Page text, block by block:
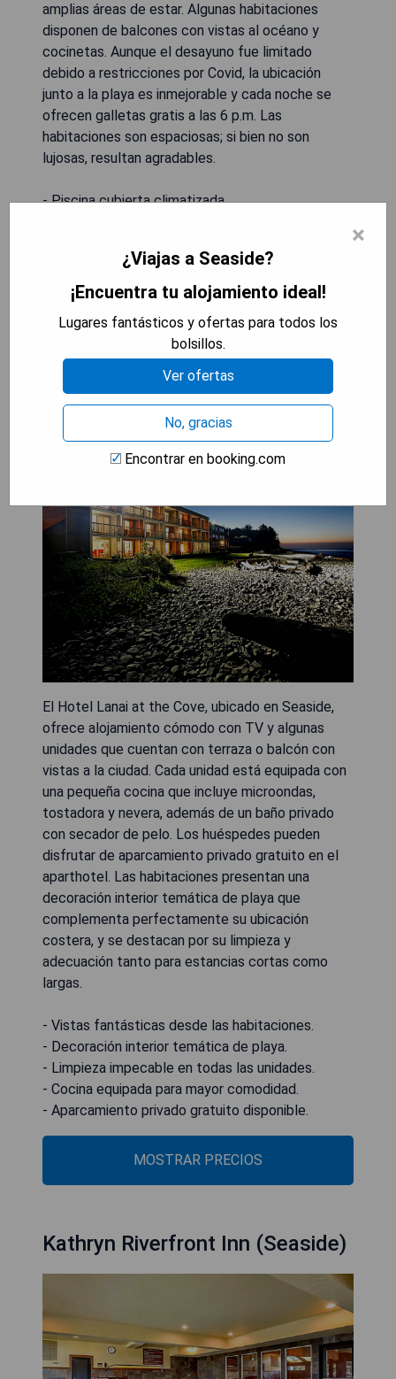
amplias áreas de estar. Algunas habitaciones
disponen de balcones con vistas al océano y
cocinetas. Aunque el desayuno fue limitado
debido a restricciones por Covid, la ubicación
junto a la playa es inmejorable y cada noche se
ofrecen galletas gratis a las 6 p.m. Las
habitaciones son espaciosas; si bien no son
lujosas, resultan agradables.
- Piscina cubierta climatizada.
- Galletas gratuitas cada noche.
- Vistas al océano desde algunas habitaciones.
MOSTRAR PRECIOS
Lanai at the Cove (Seaside)
El Hotel Lanai at the Cove, ubicado en Seaside,
ofrece alojamiento cómodo con TV y algunas
unidades que cuentan con terraza o balcón con
vistas a la ciudad. Cada unidad está equipada con
una pequeña cocina que incluye microondas,
tostadora y nevera, además de un baño privado
con secador de pelo. Los huéspedes pueden
disfrutar de aparcamiento privado gratuito en el
aparthotel. Las habitaciones presentan una
decoración interior temática de playa que
complementa perfectamente su ubicación
costera, y se destacan por su limpieza y
adecuación tanto para estancias cortas como
largas.
- Vistas fantásticas desde las habitaciones.
- Decoración interior temática de playa.
- Limpieza impecable en todas las unidades.
- Cocina equipada para mayor comodidad.
- Aparcamiento privado gratuito disponible.
MOSTRAR PRECIOS
Kathryn Riverfront Inn (Seaside)
×
¿Viajas a Seaside?
¡Encuentra tu alojamiento ideal!
Lugares fantásticos y ofertas para todos los
bolsillos.
Ver ofertas
No, gracias
Encontrar en booking.com